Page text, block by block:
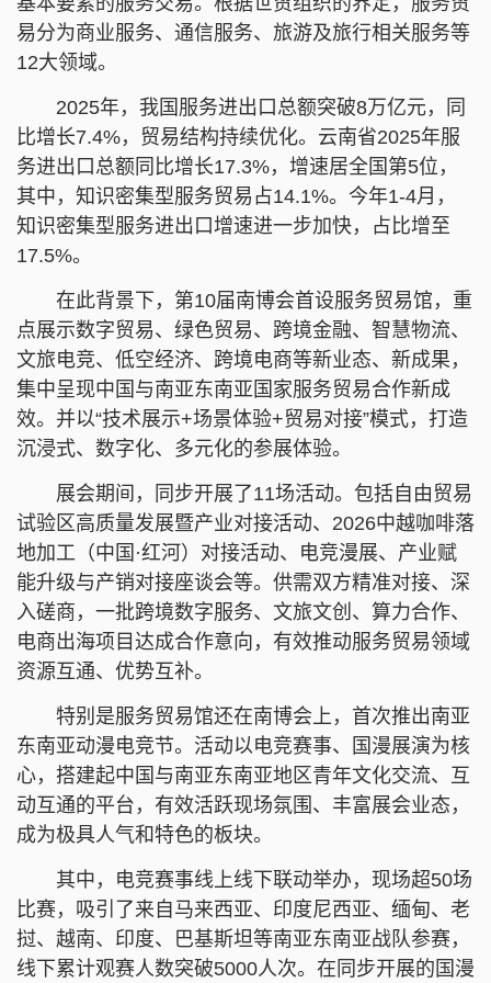
易分为商业服务、通信服务、旅游及旅行相关服务等
12大领域。
2025年，我国服务进出口总额突破8万亿元，同
比增长7.4%，贸易结构持续优化。云南省2025年服
务进出口总额同比增长17.3%，增速居全国第5位，
其中，知识密集型服务贸易占14.1%。今年1-4月，
知识密集型服务进出口增速进一步加快，占比增至
17.5%。
在此背景下，第10届南博会首设服务贸易馆，重
点展示数字贸易、绿色贸易、跨境金融、智慧物流、
文旅电竞、低空经济、跨境电商等新业态、新成果，
集中呈现中国与南亚东南亚国家服务贸易合作新成
效。并以“技术展示+场景体验+贸易对接”模式，打造
沉浸式、数字化、多元化的参展体验。
展会期间，同步开展了11场活动。包括自由贸易
试验区高质量发展暨产业对接活动、2026中越咖啡落
地加工（中国·红河）对接活动、电竞漫展、产业赋
能升级与产销对接座谈会等。供需双方精准对接、深
入磋商，一批跨境数字服务、文旅文创、算力合作、
电商出海项目达成合作意向，有效推动服务贸易领域
资源互通、优势互补。
特别是服务贸易馆还在南博会上，首次推出南亚
东南亚动漫电竞节。活动以电竞赛事、国漫展演为核
心，搭建起中国与南亚东南亚地区青年文化交流、互
动互通的平台，有效活跃现场氛围、丰富展会业态，
成为极具人气和特色的板块。
其中，电竞赛事线上线下联动举办，现场超50场
比赛，吸引了来自马来西亚、印度尼西亚、缅甸、老
挝、越南、印度、巴基斯坦等南亚东南亚战队参赛，
线下累计观赛人数突破5000人次。在同步开展的国漫